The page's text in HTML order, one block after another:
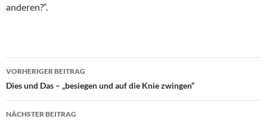
anderen?“.
Beitragsnavigation
VORHERIGER BEITRAG
Dies und Das – „besiegen und auf die Knie zwingen“
NÄCHSTER BEITRAG